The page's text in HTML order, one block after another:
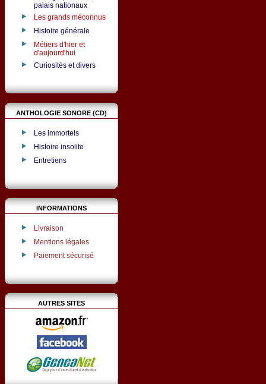
palais nationaux
Les grands méconnus
Histoire générale
Métiers d'hier et
d'aujourd'hui
Curiosités et divers
ANTHOLOGIE SONORE (CD)
Les immortels
Histoire insolite
Entretiens
INFORMATIONS
Livraison
Mentions légales
Paiement sécurisé
AUTRES SITES